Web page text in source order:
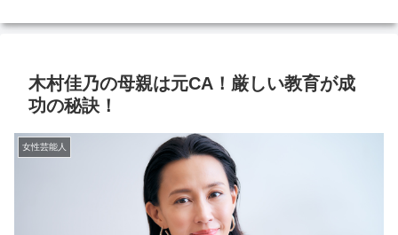
木村佳乃の母親は元CA！厳しい教育が成
功の秘訣！
女性芸能人